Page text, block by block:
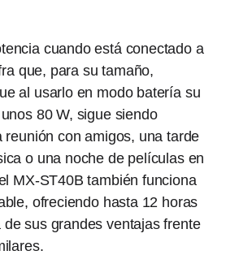
cuando está conectado a
que, para su tamaño,
al usarlo en modo batería su
80 W, sigue siendo
reunión con amigos, una tarde
o una noche de películas en
MX-ST40B también funciona
ofreciendo hasta 12 horas
sus grandes ventajas frente